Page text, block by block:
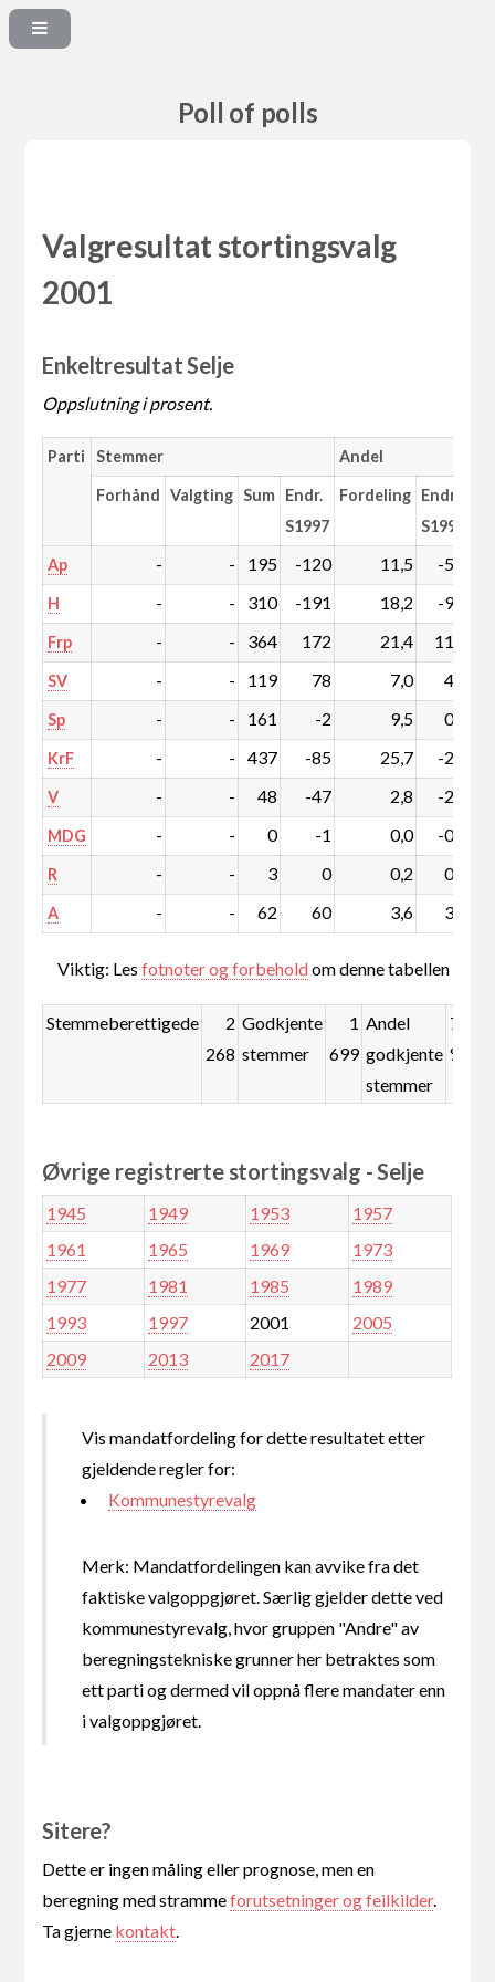
Poll of polls
Valgresultat stortingsvalg
2001
Enkeltresultat Selje
Oppslutning i prosent.
Parti Stemmer Andel
Forhånd Valgting Sum Endr.
S1997
Fordeling Endr.
S1997
Ap - - 195 -120 11,5 -5,7
H - - 310 -191 18,2 -9,1
Frp - - 364 172 21,4 11,0
SV - - 119 78 7,0 4,8
Sp - - 161 -2 9,5 0,6
KrF - - 437 -85 25,7 -2,7
V - - 48 -47 2,8 -2,4
MDG - - 0 -1 0,0 -0,1
R - - 3 0 0,2 0,0
A - - 62 60 3,6 3,5
Viktig: Lesfotnoter og forbeholdom denne tabellen
Stemmeberettigede
2
268
Godkjente
stemmer
1
699
Andel
godkjente
stemmer
74,9
%
Øvrige registrerte stortingsvalg - Selje
1945 1949 1953
1957
1961
1965 1969
1973
1977
1981 1985
1989
1993
1997 2001
2005
2009
2013 2017
Vis mandatfordeling for dette resultatet etter
gjeldende regler for:
Kommunestyrevalg
Merk: Mandatfordelingen kan avvike fra det
faktiske valgoppgjøret. Særlig gjelder dette ved
kommunestyrevalg, hvor gruppen "Andre" av
beregningstekniske grunner her betraktes som
ett parti og dermed vil oppnå flere mandater enn
i valgoppgjøret.
Sitere?
Dette er ingen måling eller prognose, men en
beregning med strammeforutsetninger og feilkilder.
Ta gjerne kontakt.